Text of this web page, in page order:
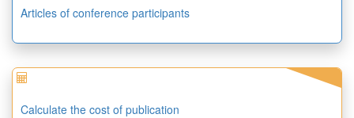
Articles of conference participants
Calculate the cost of publication